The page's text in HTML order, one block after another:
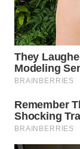
WN
BEKASI
WN
BOGOR
WN
DEPOK